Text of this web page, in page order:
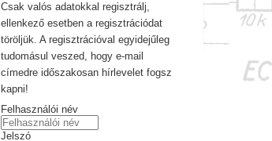
Csak valós adatokkal regisztrálj,
ellenkező esetben a regisztrációdat
töröljük. A regisztrációval egyidejűleg
tudomásul veszed, hogy e-mail
címedre időszakosan hírlevelet fogsz
kapni!
Felhasználói név
Jelszó